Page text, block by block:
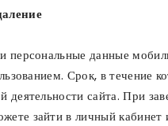
персональные данные
Срок, в
деятельности сайта. При
зайти в личный кабинет